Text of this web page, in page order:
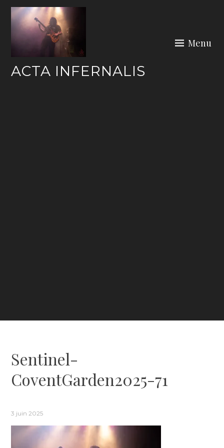
Skip
content
ACTA INFERNALIS
Menu
Sentinel-
CoventGarden2025-71
3 juin 2025